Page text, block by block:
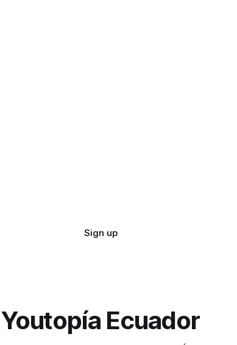
Sign up
Youtopía Ecuador